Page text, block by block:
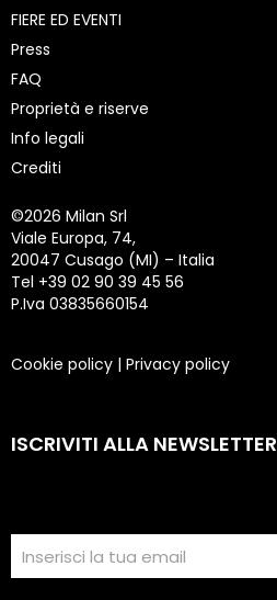
FIERE ED EVENTI
Press
FAQ
Proprietà e riserve
Info legali
Crediti
©2026 Milan Srl
Viale Europa, 74,
20047 Cusago (MI) – Italia
Tel +39 02 90 39 45 56
P.Iva 03835660154
Cookie policy | Privacy policy
ISCRIVITI ALLA NEWSLETTER